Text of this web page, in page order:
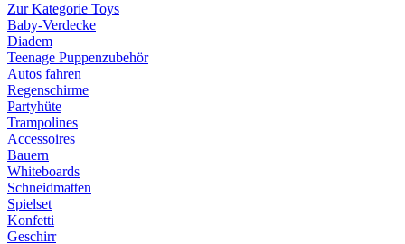
Zur Kategorie Toys
Baby-Verdecke
Diadem
Teenage Puppenzubehör
Autos fahren
Regenschirme
Partyhüte
Trampolines
Accessoires
Bauern
Whiteboards
Schneidmatten
Spielset
Konfetti
Geschirr